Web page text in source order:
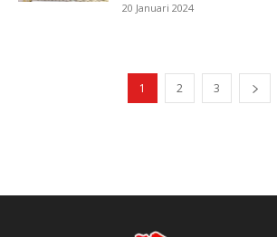
20 Januari 2024
1 2 3